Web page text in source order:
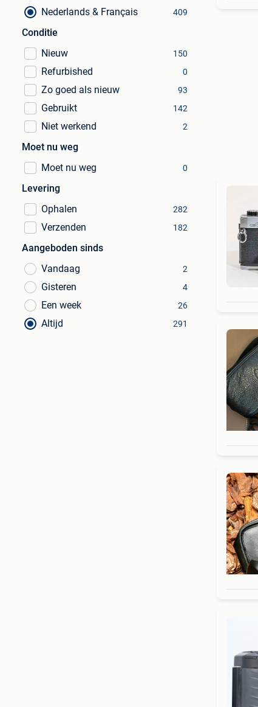
Nederlands & Français 409
Conditie
Nieuw
150
Refurbished 0
Zo goed als nieuw 93
Gebruikt 142
Niet werkend 2
Moet nu weg
Moet nu weg
0
Levering
Ophalen
282
Verzenden 182
Aangeboden sinds
Vandaag
2
Gisteren 4
Een week 26
Altijd 291